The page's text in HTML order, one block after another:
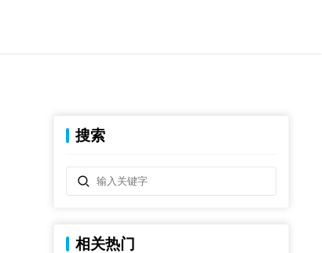
搜索
相关热门